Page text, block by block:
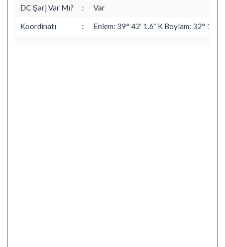
DC Şarj Var Mı? : Var
Koordinatı : Enlem: 39° 42' 1.6¨ K Boylam: 32° 16'